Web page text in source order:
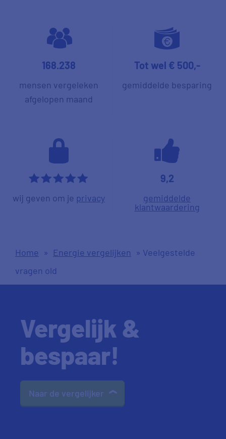
168.238
mensen vergeleken
afgelopen maand
Tot wel € 500,-
gemiddelde besparing
*****
wij geven om je privacy
9,2
gemiddelde
klantwaardering
Home » Energie vergelijken » Veelgestelde
vragen old
Vergelijk &
bespaar!
Naar de vergelijker